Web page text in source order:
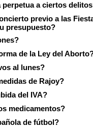
a ciertos
previo a las
presupuesto?
de la Ley del
al lunes?
de Rajoy?
del IVA?
medicamentos?
de fútbol?